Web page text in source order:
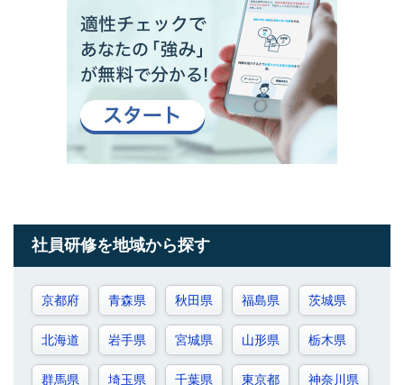
社員研修を地域から探す
京都府 青森県 秋田県 福島県 茨城県
北海道 岩手県 宮城県 山形県 栃木県
群馬県 埼玉県 千葉県 東京都 神奈川県